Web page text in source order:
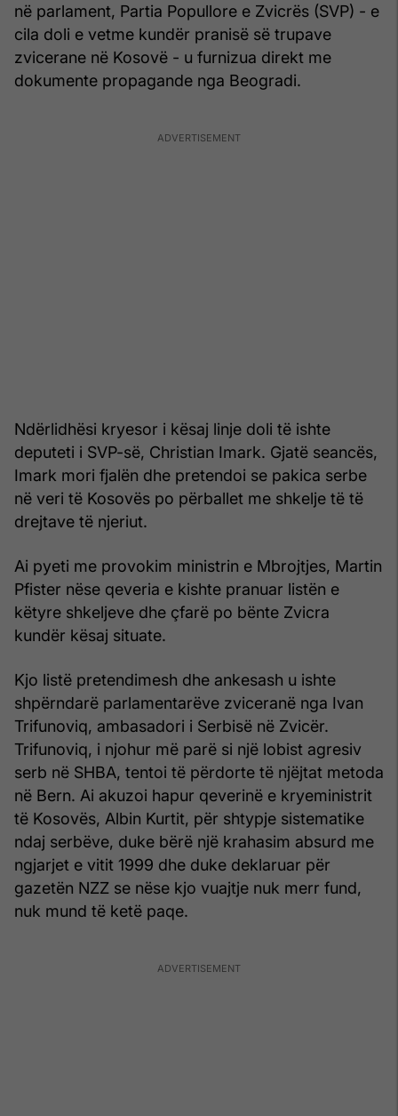
në parlament, Partia Popullore e Zvicrës (SVP) - e
cila doli e vetme kundër pranisë së trupave
zvicerane në Kosovë - u furnizua direkt me
dokumente propagande nga Beogradi.
Ndërlidhësi kryesor i kësaj linje doli të ishte
deputeti i SVP-së, Christian Imark. Gjatë seancës,
Imark mori fjalën dhe pretendoi se pakica serbe
në veri të Kosovës po përballet me shkelje të të
drejtave të njeriut.
Ai pyeti me provokim ministrin e Mbrojtjes, Martin
Pfister nëse qeveria e kishte pranuar listën e
këtyre shkeljeve dhe çfarë po bënte Zvicra
kundër kësaj situate.
Kjo listë pretendimesh dhe ankesash u ishte
shpërndarë parlamentarëve zviceranë nga Ivan
Trifunoviq, ambasadori i Serbisë në Zvicër.
Trifunoviq, i njohur më parë si një lobist agresiv
serb në SHBA, tentoi të përdorte të njëjtat metoda
në Bern. Ai akuzoi hapur qeverinë e kryeministrit
të Kosovës, Albin Kurtit, për shtypje sistematike
ndaj serbëve, duke bërë një krahasim absurd me
ngjarjet e vitit 1999 dhe duke deklaruar për
gazetën NZZ se nëse kjo vuajtje nuk merr fund,
nuk mund të ketë paqe.